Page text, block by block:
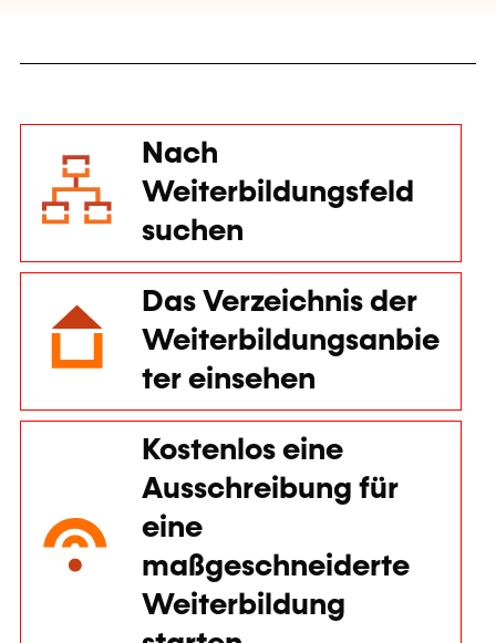
Nach
Weiterbildungsfeld
suchen
Das Verzeichnis der
Weiterbildungsanbie
ter einsehen
Kostenlos eine
Ausschreibung für
eine
maßgeschneiderte